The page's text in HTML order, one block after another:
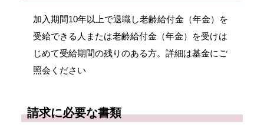
加入期間10年以上で退職し老齢給付金（年金）を
受給できる人または老齢給付金（年金）を受けは
じめて受給期間の残りのある方。詳細は基金にご
照会ください
請求に必要な書類